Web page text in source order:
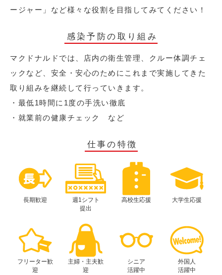
ージャー」など様々な役割を目指してみてください！
感染予防の取り組み
マクドナルドでは、店内の衛生管理、クルー体調チェ
ックなど、安全・安心のためにこれまで実施してきた
取り組みを継続して行っていきます。
・最低1時間に1度の手洗い徹底
・就業前の健康チェック など
仕事の特徴
長期歓迎
週1シフト
提出
高校生応援 大学生応援
フリーター歓
迎
主婦・主夫歓
迎
シニア
活躍中
外国人
活躍中